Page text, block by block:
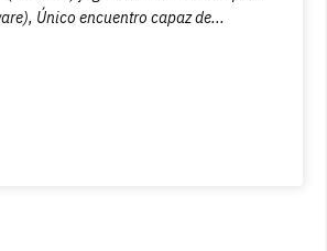
Único encuentro capaz de...